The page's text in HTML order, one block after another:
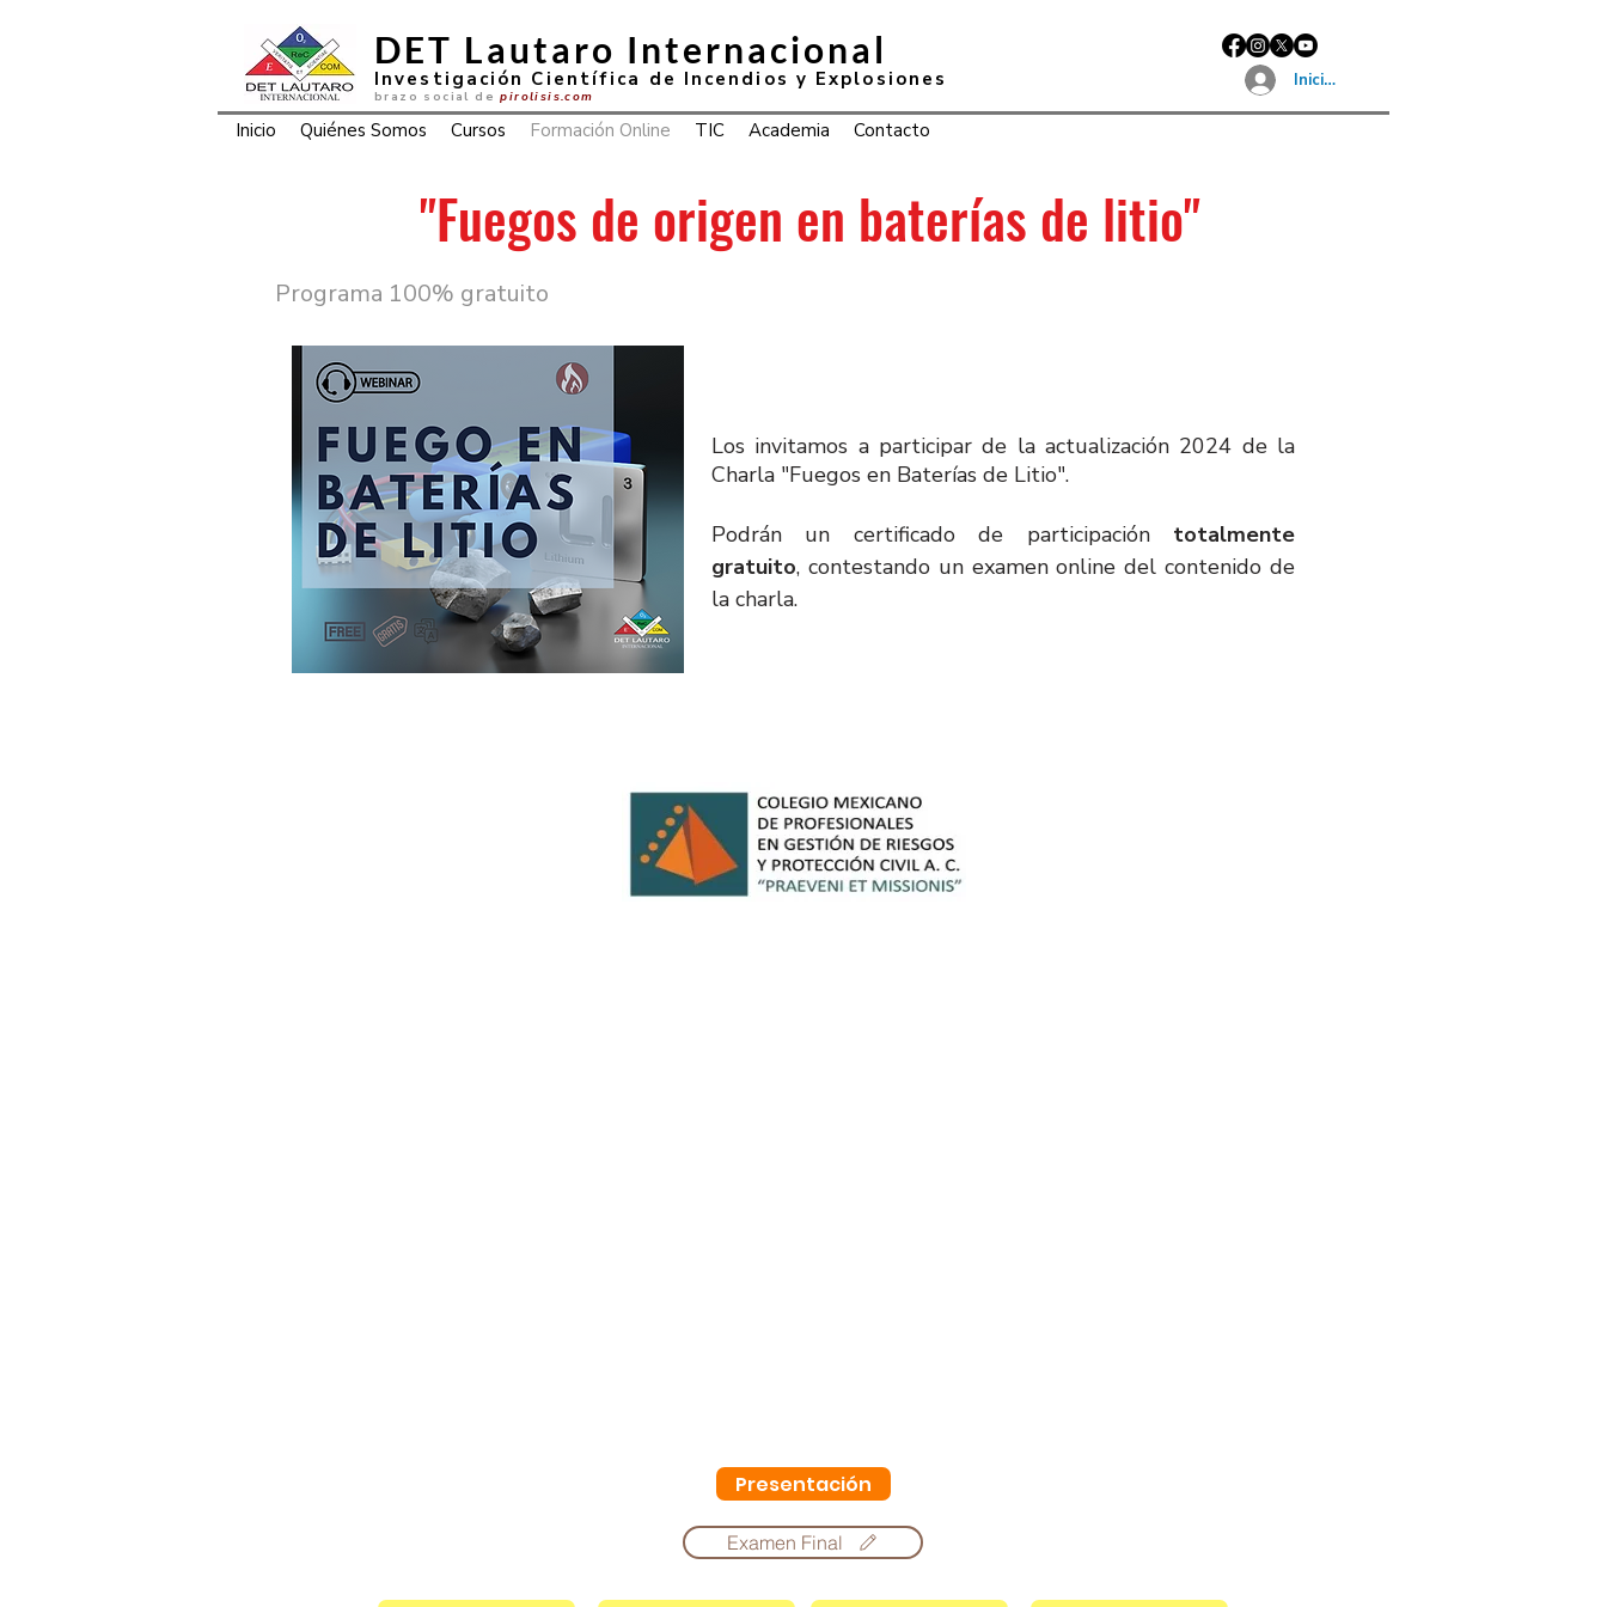
DET Lautaro Internacional
Investigación Científica de Incendios y Explosiones
brazo social depirolisis.com
Iniciar sesión
Inicio Quiénes Somos Cursos Formación Online TIC Academia Contacto
"Fuegos de origen en baterías de litio"
Programa 100% gratuito
Los invitamos a participar de la actualización 2024 de la
Charla "Fuegos en Baterías de Litio".
Podrán un certificado de participación totalmente
gratuito, contestando un examen online del contenido de
la charla.
Presentación
Examen Final